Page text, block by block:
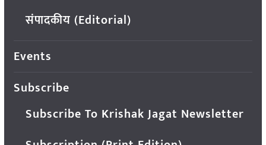
संपादकीय (Editorial)
Events
Subscribe
Subscribe To Krishak Jagat Newsletter